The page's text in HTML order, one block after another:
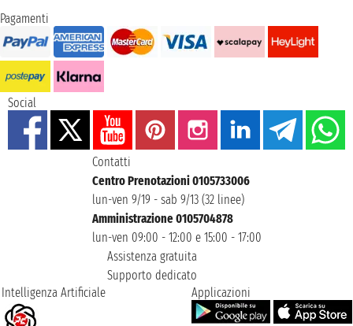
Pagamenti
Social
Contatti
Centro Prenotazioni 0105733006
lun-ven 9/19 - sab 9/13 (32 linee)
Amministrazione 0105704878
lun-ven 09:00 - 12:00 e 15:00 - 17:00
Assistenza gratuita
Supporto dedicato
Intelligenza Artificiale
Applicazioni